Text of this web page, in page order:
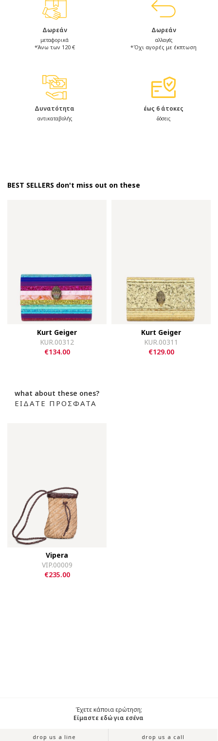
Δωρεάν
μεταφορικά
*Άνω των 120 €
Δωρεάν
αλλαγές
*Όχι αγορές με έκπτωση
Δυνατότητα
αντικαταβολής
έως 6 άτοκες
δόσεις
BEST SELLERS don't miss out on these
Kurt Geiger
KUR.00312
€134.00
Kurt Geiger
KUR.00311
€129.00
what about these ones?
ΕΙΔΑΤΕ ΠΡΟΣΦΑΤΑ
Vipera
VIP.00009
€235.00
Έχετε κάποια ερώτηση;
Είμαστε εδώ για εσένα
drop us a line drop us a call